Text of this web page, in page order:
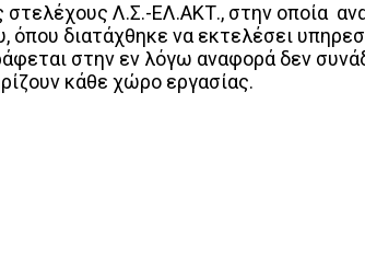
Λ.Σ.-ΕΛ.ΑΚΤ., στην οποία
όπου διατάχθηκε να εκτελέσει
στην εν λόγω αναφορά δεν
κάθε χώρο εργασίας.